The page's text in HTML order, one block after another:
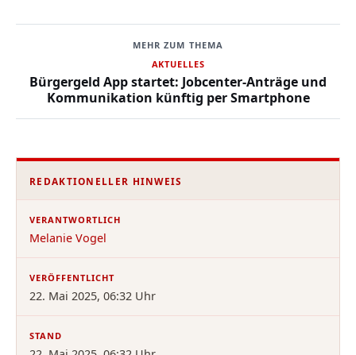
MEHR ZUM THEMA
AKTUELLES
Bürgergeld App startet: Jobcenter-Anträge und
Kommunikation künftig per Smartphone
REDAKTIONELLER HINWEIS
VERANTWORTLICH
Melanie Vogel
VERÖFFENTLICHT
22. Mai 2025, 06:32 Uhr
STAND